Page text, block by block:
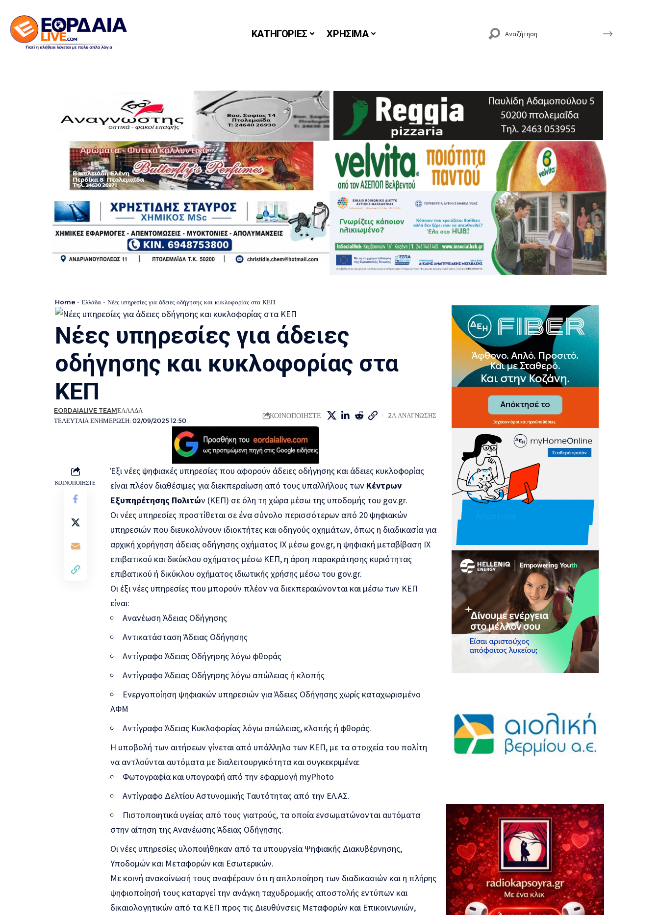
ΚΑΤΗΓΟΡΙΕΣ ΧΡΗΣΙΜΑ
Home - Ελλάδα - Νέες υπηρεσίες για άδειες οδήγησης και κυκλοφορίας στα ΚΕΠ
Νέες υπηρεσίες για άδειες
οδήγησης και κυκλοφορίας στα
ΚΕΠ
ΤΕΛΕΥΤΑΙΑ ΕΝΗΜΕΡΩΣΗ: 02/09/2025 12:50
EORDAIALIVE TEAMΕΛΛΑΔΑ
ΚΟΙΝΟΠΟΙΗΣΤΕ 2Λ ΑΝΑΓΝΩΣΗΣ
ΚΟΙΝΟΠΟΙΗΣΤΕ
Έξι νέες ψηφιακές υπηρεσίες που αφορούν άδειες οδήγησης και άδειες κυκλοφορίας
είναι πλέον διαθέσιμες για διεκπεραίωση από τους υπαλλήλους των Κέντρων
Εξυπηρέτησης Πολιτών (ΚΕΠ) σε όλη τη χώρα μέσω της υποδομής του gov.gr.
Οι νέες υπηρεσίες προστίθεται σε ένα σύνολο περισσότερων από 20 ψηφιακών
υπηρεσιών που διευκολύνουν ιδιοκτήτες και οδηγούς οχημάτων, όπως η διαδικασία για
αρχική χορήγηση άδειας οδήγησης οχήματος ΙΧ μέσω gov.gr, η ψηφιακή μεταβίβαση ΙΧ
επιβατικού και δικύκλου οχήματος μέσω ΚΕΠ, η άρση παρακράτησης κυριότητας
επιβατικού ή δικύκλου οχήματος ιδιωτικής χρήσης μέσω του gov.gr.
Οι έξι νέες υπηρεσίες που μπορούν πλέον να διεκπεραιώνονται και μέσω των ΚΕΠ
είναι:
Ανανέωση Άδειας Οδήγησης
Aντικατάσταση Άδειας Οδήγησης
Αντίγραφο Άδειας Οδήγησης λόγω φθοράς
Αντίγραφο Άδειας Οδήγησης λόγω απώλειας ή κλοπής
Ενεργοποίηση ψηφιακών υπηρεσιών για Άδειες Οδήγησης χωρίς καταχωρισμένο
ΑΦΜ
Αντίγραφο Άδειας Κυκλοφορίας λόγω απώλειας, κλοπής ή φθοράς.
Η υποβολή των αιτήσεων γίνεται από υπάλληλο των ΚΕΠ, με τα στοιχεία του πολίτη
να αντλούνται αυτόματα με διαλειτουργικότητα και συγκεκριμένα:
Φωτογραφία και υπογραφή από την εφαρμογή myPhoto
Αντίγραφο Δελτίου Αστυνομικής Ταυτότητας από την ΕΛ.ΑΣ.
Πιστοποιητικά υγείας από τους γιατρούς, τα οποία ενσωματώνονται αυτόματα
στην αίτηση της Ανανέωσης Άδειας Οδήγησης.
Οι νέες υπηρεσίες υλοποιήθηκαν από τα υπουργεία Ψηφιακής Διακυβέρνησης,
Υποδομών και Μεταφορών και Εσωτερικών.
Με κοινή ανακοίνωσή τους αναφέρουν ότι η απλοποίηση των διαδικασιών και η πλήρης
ψηφιοποίησή τους καταργεί την ανάγκη ταχυδρομικής αποστολής εντύπων και
δικαιολογητικών από τα ΚΕΠ προς τις Διευθύνσεις Μεταφορών και Επικοινωνιών,